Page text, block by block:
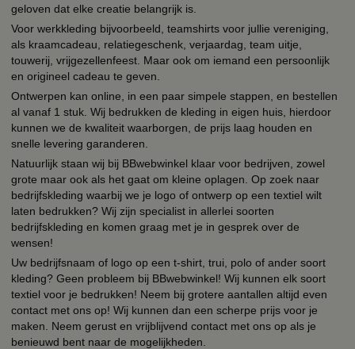
geloven dat elke creatie belangrijk is.
Voor werkkleding bijvoorbeeld, teamshirts voor jullie vereniging,
als kraamcadeau, relatiegeschenk, verjaardag, team uitje,
touwerij, vrijgezellenfeest. Maar ook om iemand een persoonlijk
en origineel cadeau te geven.
Ontwerpen kan online, in een paar simpele stappen, en bestellen
al vanaf 1 stuk. Wij bedrukken de kleding in eigen huis, hierdoor
kunnen we de kwaliteit waarborgen, de prijs laag houden en
snelle levering garanderen.
Natuurlijk staan wij bij BBwebwinkel klaar voor bedrijven, zowel
grote maar ook als het gaat om kleine oplagen. Op zoek naar
bedrijfskleding waarbij we je logo of ontwerp op een textiel wilt
laten bedrukken? Wij zijn specialist in allerlei soorten
bedrijfskleding en komen graag met je in gesprek over de
wensen!
Uw bedrijfsnaam of logo op een t-shirt, trui, polo of ander soort
kleding? Geen probleem bij BBwebwinkel! Wij kunnen elk soort
textiel voor je bedrukken! Neem bij grotere aantallen altijd even
contact met ons op! Wij kunnen dan een scherpe prijs voor je
maken. Neem gerust en vrijblijvend contact met ons op als je
benieuwd bent naar de mogelijkheden.